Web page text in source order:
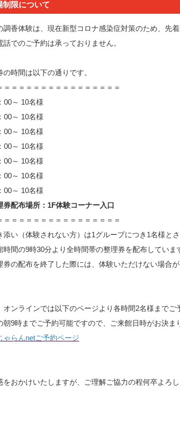
制限について
調香体験は、現在新型コロナ感染症対策のため、先
でのご予約は承っておりません。
の時間は以下の通りです。
＝＝＝＝＝＝＝＝＝＝＝＝＝＝＝＝
00～ 10名様
00～ 10名様
00～ 10名様
00～ 10名様
00～ 10名様
00～ 10名様
00～ 10名様
配布場所：1F体験コーナー入口
＝＝＝＝＝＝＝＝＝＝＝＝＝＝＝＝
い（体験されない方）は1グループにつき1名様と
間の9時30分より全時間帯の整理券を配布していま
の配布を終了した際には、体験いただけない場合
オンラインでは以下のページより各時間2名様までご
朝9時までご予約可能ですので、ご来館日時がお決ま
ゃらんnetご予約ページ
をおかけいたしますが、ご理解ご協力の程何卒よろし